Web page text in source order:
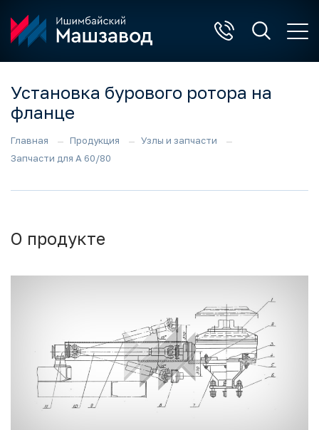
Установка бурового ротора на
фланце
Главная Продукция
Узлы и запчасти
Запчасти для А 60/80
О продукте